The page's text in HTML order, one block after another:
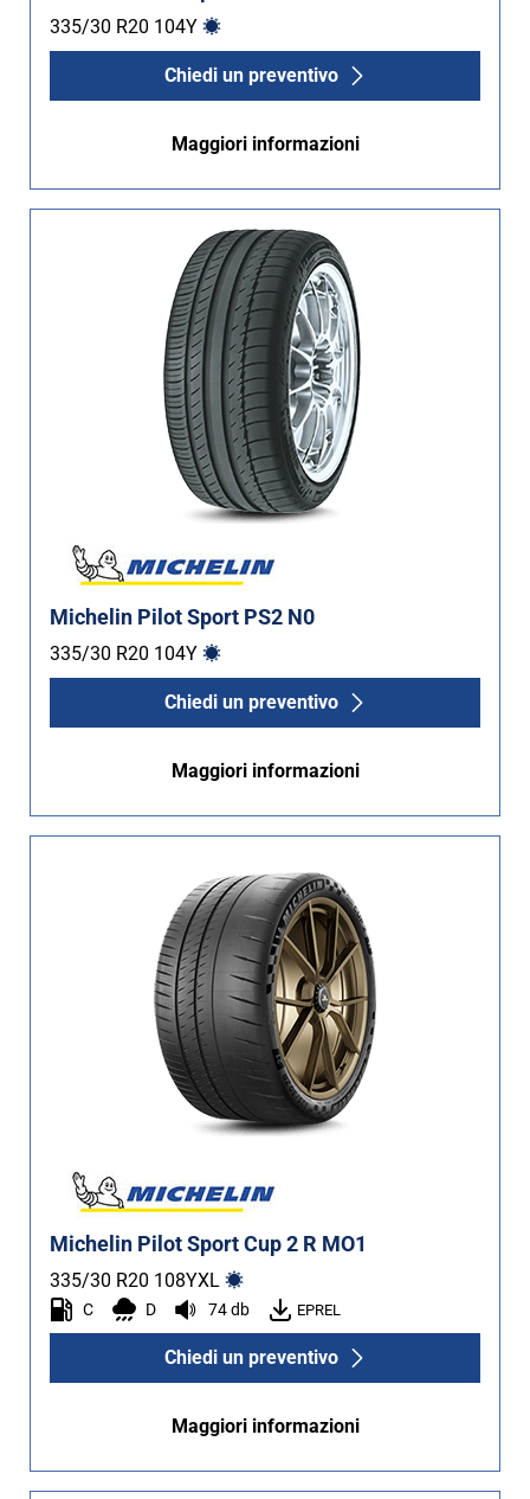
335/30 R20 104Y
Chiedi un preventivo
Maggiori informazioni
Michelin Pilot Sport PS2 N0
335/30 R20 104Y
Chiedi un preventivo
Maggiori informazioni
Michelin Pilot Sport Cup 2 R MO1
335/30 R20 108YXL
C D 74 db EPREL
Chiedi un preventivo
Maggiori informazioni